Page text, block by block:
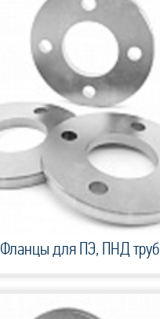
Фланцы для ПЭ, ПНД труб